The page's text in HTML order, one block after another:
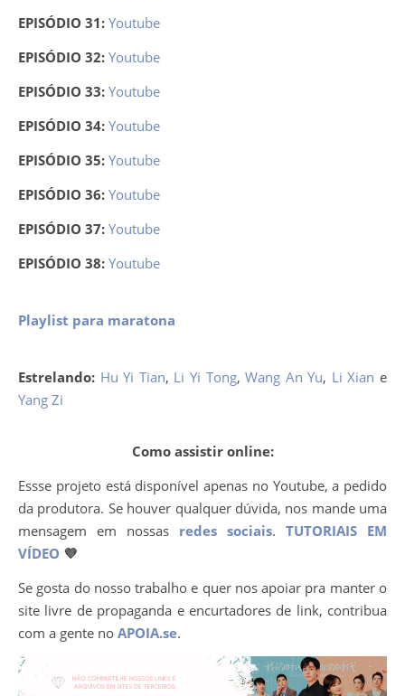
EPISÓDIO 31: Youtube
EPISÓDIO 32: Youtube
EPISÓDIO 33: Youtube
EPISÓDIO 34: Youtube
EPISÓDIO 35: Youtube
EPISÓDIO 36: Youtube
EPISÓDIO 37: Youtube
EPISÓDIO 38: Youtube
Playlist para maratona
Estrelando: Hu Yi Tian, Li Yi Tong,Wang An Yu, Li Xian e
Yang Zi
Como assistir online:
Essse projeto está disponível apenas no Youtube, a pedido
da produtora. Se houver qualquer dúvida, nos mande uma
mensagem em nossas redes sociais. TUTORIAIS EM
VÍDEO 💜
Se gosta do nosso trabalho e quer nos apoiar pra manter o
site livre de propaganda e encurtadores de link, contribua
com a gente no APOIA.se.